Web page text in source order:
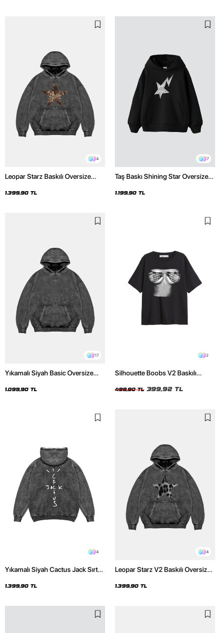
4
Leopar Starz Baskılı Oversize
Hoodie
1.399,90 TL
7
Taş Baskı Shining Star Oversize
1.199,90 TL
17
Yıkamalı Siyah Basic Oversize
1.099,90 TL
2
Silhouette Boobs V2 Baskılı
499,90 TL 399,92 TL
4
Yıkamalı Siyah Cactus Jack Sırt
1.399,90 TL
4
Leopar Starz V2 Baskılı Oversize
Hoodie
1.399,90 TL